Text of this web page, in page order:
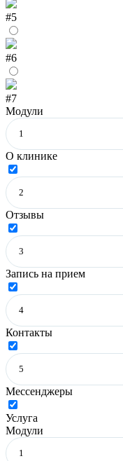
#5
#6
#7
Модули
О клинике
Отзывы
Запись на прием
Контакты
Мессенджеры
Услуга
Модули